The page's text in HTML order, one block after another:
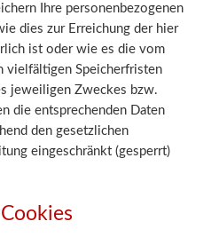
Ihre personenbezogenen
dies zur Erreichung der hier
ist oder wie es die vom
vielfältigen Speicherfristen
jeweiligen Zweckes bzw.
die entsprechenden Daten
den gesetzlichen
eingeschränkt (gesperrt)